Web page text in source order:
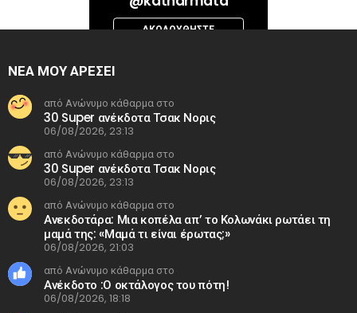
Thursday, 06-Aug-26 13:14:09 PDT. The current time is Friday, 07-Aug-
ΑΚΟΛΟΥΘΉΣΤΕ
ΝΕΑ ΜΟΥ ΑΡΕΣΕΙ
από Ανώνυμο κάθαρμα στο
30 Super ανέκδοτα Τσακ Νορις
06/08/2026, 23:13
από Ανώνυμο κάθαρμα στο
30 Super ανέκδοτα Τσακ Νορις
06/08/2026, 23:13
από Ανώνυμο κάθαρμα στο
Ανεκδοτάρα: Μια κοπέλα απ’ το Κολωνάκι ρωτάει τη
μαμά της: «Μαμά τι είναι έρωτας;»
06/08/2026, 21:03
από Ανώνυμο κάθαρμα στο
Ανέκδοτο :Ο οκτάλογος του πότη!
06/08/2026, 18:18